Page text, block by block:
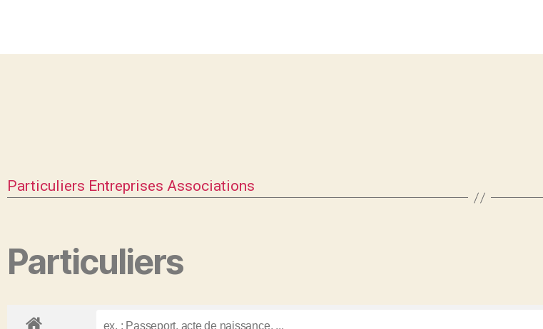
Particuliers Entreprises Associations
Particuliers